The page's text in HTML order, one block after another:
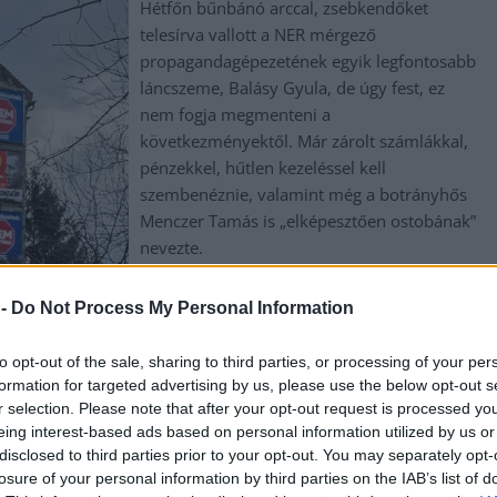
Do Not Process My Personal Information
opt-out of the sale, sharing to third parties, or processing of your
for targeted advertising by us, please use the below opt-out
selection. Please note that after your opt-out request is processed
interest-based ads based on personal information utilized by us
to third parties prior to your opt-out. You may separately
of your personal information by third parties on the IAB’s list of
Hétfőn bűnbánó arccal, zsebkendőket
telesírva vallott a NER mérgező
propagandagépezetének egyik legfontosabb
láncszeme, Balásy Gyula, de úgy fest, ez
nem fogja megmenteni a
következményektől. Már zárolt számlákkal,
pénzekkel, hűtlen kezeléssel kell
szembenéznie, valamint még a botrányhős
Menczer Tamás is „elképesztően ostobának”
nevezte.
TOVÁBB OLVASOM
tamás,milliárdok,pénz,propaganda,rendszerváltás,sírós,számlák,
minden döntéséről szóló